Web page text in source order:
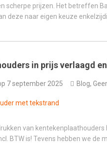
scherpe prijzen. Het betreffen
deze naar eigen keuze
in prijs verlaagd
7 september 2025 Blog,
van
BTW is! Tevens hebben we